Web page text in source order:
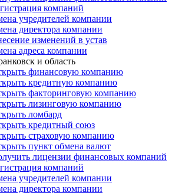
компаний
учредителей компании
директора компании
изменений в устав
адреса компании
и область
финансовую компанию
кредитную компанию
факторинговую компанию
лизинговую компанию
ломбард
кредитный союз
страховую компанию
пункт обмена валют
лицензии финансовых компаний
компаний
учредителей компании
директора компании